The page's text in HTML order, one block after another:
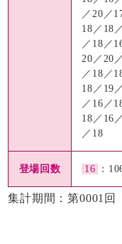
／20／
18／18
／18／
20／20
／18／
18／19
／16／
18／16
／18
登場回数 16 ：
集計期間：第0001回